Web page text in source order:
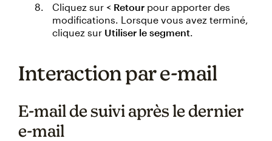
Cliquez sur < Retour pour apporter des
modifications. Lorsque vous avez terminé,
cliquez sur Utiliser le segment.
Interaction par e-mail
E-mail de suivi après le dernier
e-mail